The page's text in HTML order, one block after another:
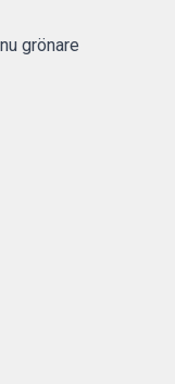
grönare